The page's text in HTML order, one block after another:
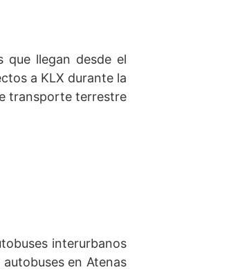
que llegan desde el
a KLX durante la
transporte terrestre
interurbanos
en Atenas